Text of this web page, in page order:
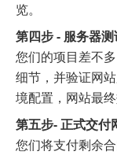
览。
第四步 - 服务器测
您们的项目差不
细节，并验证网
境配置，网站最终
第五步-正式交付
您们将支付剩余合